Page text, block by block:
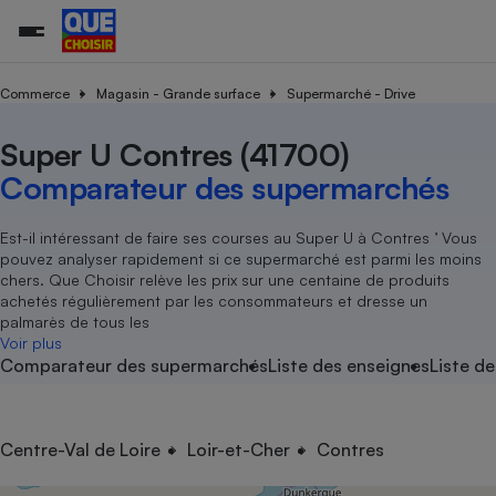
Commerce Magasin - Grande surface Supermarché - Drive
Super U Contres (41700)
Comparateur des supermarchés
Est-il intéressant de faire ses courses au Super U à Contres ’ Vous
pouvez analyser rapidement si ce supermarché est parmi les moins
chers. Que Choisir relève les prix sur une centaine de produits
achetés régulièrement par les consommateurs et dresse un
palmarès de tous les
Voir plus
Comparateur des supermarchésListe des enseignesListe
Centre-Val de Loire Loir-et-Cher Contres
Nutrition
Assurance auto
Magasin - Grande surface
Méthode de vente -
Organismes de défense
Système judiciairegratuit
Déchet
Achat - Vente - Travaux
Location
Sport
électrique
Démarche administrative
Senior
Service marchand
Train
Transport aérien
Toutes les actualités
Enquêtes
Guides d'achat
Conseils
Brèves
Tous les services
Soumettre un litige
Lettres types
Rencontrer une association locale
Tous nos combats
Nos actions
Nos grandes victoires
Les billets de la présidente
Nos associations locales
Nous rejoindre
En savoir plus sur Que Choisir Ensemble
L’association
Nos missions
Notre méthodologie
Notre financement
Nos partenaires
Nous rejoindre